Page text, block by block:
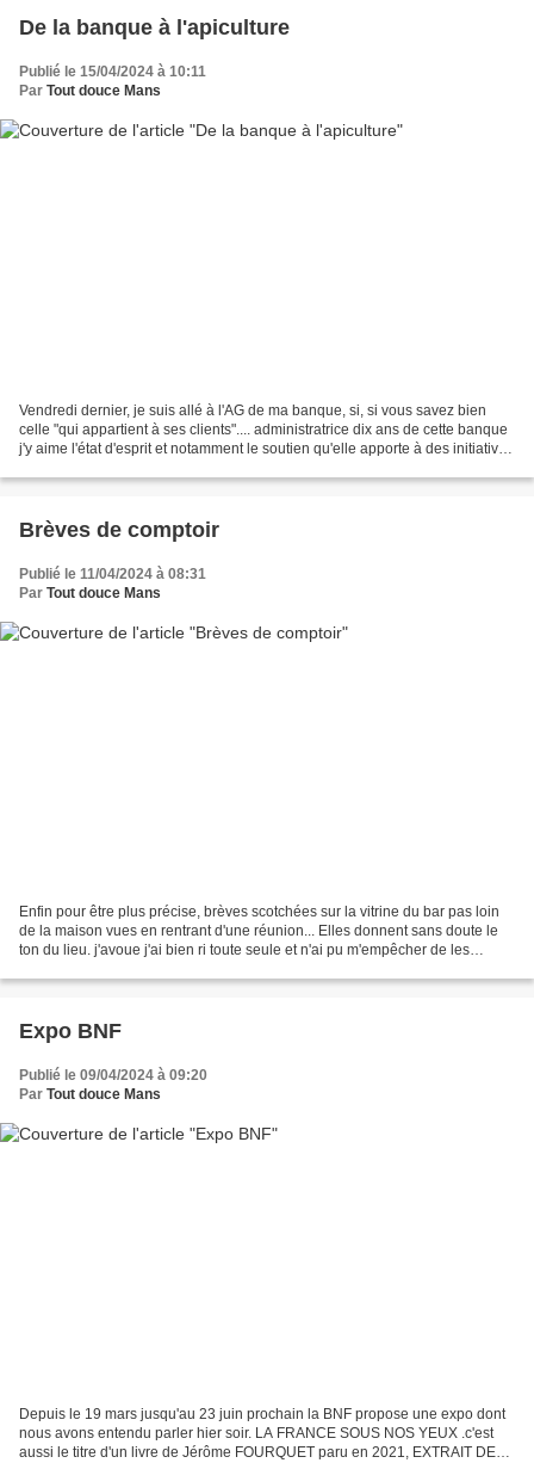
De la banque à l'apiculture
Publié le 15/04/2024 à 10:11
Par Tout douce Mans
Vendredi dernier, je suis allé à l'AG de ma banque, si, si vous savez bien
celle "qui appartient à ses clients".... administratrice dix ans de cette banque
j'y aime l'état d'esprit et notamment le soutien qu'elle apporte à des initiatives
Brèves de comptoir
Publié le 11/04/2024 à 08:31
Par Tout douce Mans
Enfin pour être plus précise, brèves scotchées sur la vitrine du bar pas loin
de la maison vues en rentrant d'une réunion... Elles donnent sans doute le
ton du lieu. j'avoue j'ai bien ri toute seule et n'ai pu m'empêcher de les
Expo BNF
Publié le 09/04/2024 à 09:20
Par Tout douce Mans
Depuis le 19 mars jusqu'au 23 juin prochain la BNF propose une expo dont
nous avons entendu parler hier soir. LA FRANCE SOUS NOS YEUX .c'est
aussi le titre d'un livre de Jérôme FOURQUET paru en 2021, EXTRAIT DE